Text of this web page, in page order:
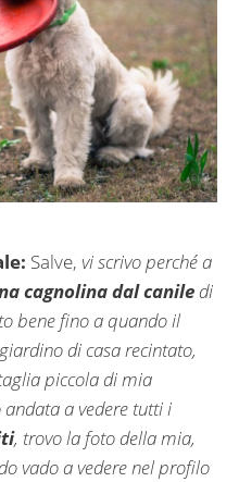
Salve, vi scrivo perché a
cagnolina dal canile di
bene fino a quando il
di casa recintato,
piccola di mia
a vedere tutti i
, trovo la foto della mia,
vado a vedere nel profilo